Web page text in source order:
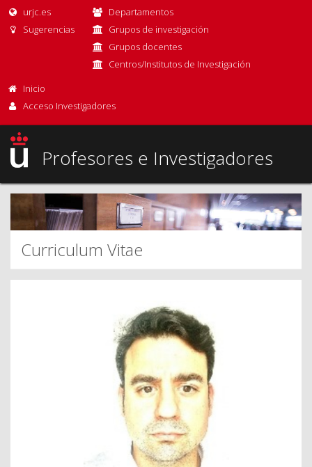
urjc.es
Sugerencias
Departamentos
Grupos de investigación
Grupos docentes
Centros/Institutos de Investigación
Inicio
Acceso Investigadores
Profesores e Investigadores
Curriculum Vitae